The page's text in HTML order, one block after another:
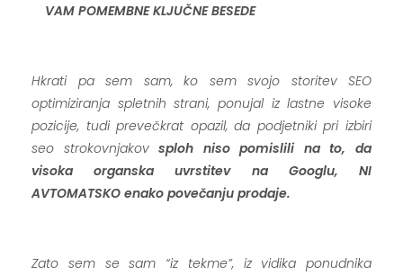
VAM POMEMBNE KLJUČNE BESEDE
Hkrati pa sem sam, ko sem svojo storitev SEO
optimiziranja spletnih strani, ponujal iz lastne visoke
pozicije, tudi prevečkrat opazil, da podjetniki pri izbiri
seo strokovnjakovsploh niso pomislili na to, da
visoka organska uvrstitev na Googlu, NI
AVTOMATSKO enako povečanju prodaje.
Zato sem se sam “iz tekme”, iz vidika ponudnika